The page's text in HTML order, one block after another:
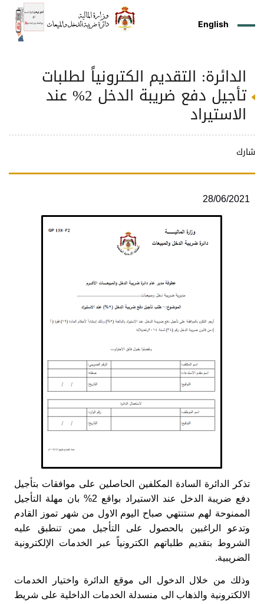
English
الدائرة: التقديم الكترونياً لطلبات
تأجيل دفع ضريبة الدخل 2% عند
الاستيراد
شارك
28/06/2021
تذكر
الدائرة السادة المكلفين الحاصلين على موافقات بتأجيل
دفع ضريبة الدخل عند الاستيراد بواقع 2% بان مهلة التأجيل
الممنوحة لهم ستنتهي صباح اليوم الاول من شهر تموز القادم
وتدعو الراغبين بالحصول على التأجيل ممن تنطبق عليه
الشروط بتقديم طلباتهم الكترونياً عبر الخدمات الإلكترونية
الضريبية.
وذلك من خلال الدخول الى موقع الدائرة واختيار الخدمات
الالكترونية والذهاب الى منسدلة الخدمات الداخلية على شريط